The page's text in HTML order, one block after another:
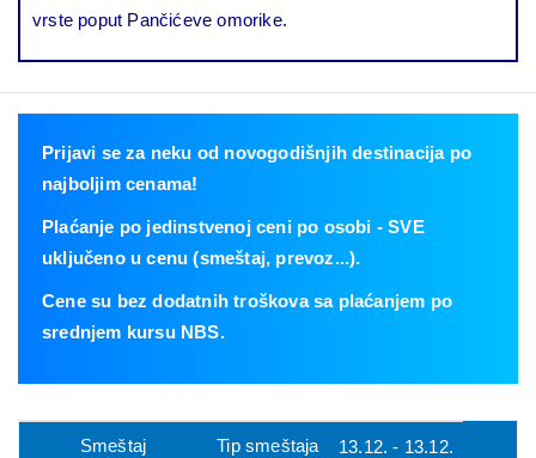
vrste poput Pančićeve omorike.
Prijavi se za neku od novogodišnjih destinacija po
najboljim cenama!
Plaćanje po jedinstvenoj ceni po osobi - SVE
uključeno u cenu (smeštaj, prevoz...).
Cene su bez dodatnih troškova sa plaćanjem po
srednjem kursu NBS.
Smeštaj Tip smeštaja 13.12. - 13.12.